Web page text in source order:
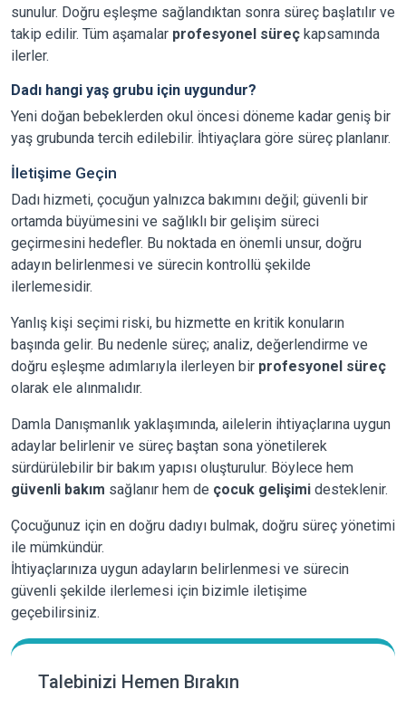
sunulur. Doğru eşleşme sağlandıktan sonra süreç başlatılır ve
takip edilir. Tüm aşamalar profesyonel süreç kapsamında
ilerler.
Dadı hangi yaş grubu için uygundur?
Yeni doğan bebeklerden okul öncesi döneme kadar geniş bir
yaş grubunda tercih edilebilir. İhtiyaçlara göre süreç planlanır.
İletişime Geçin
Dadı hizmeti, çocuğun yalnızca bakımını değil; güvenli bir
ortamda büyümesini ve sağlıklı bir gelişim süreci
geçirmesini hedefler. Bu noktada en önemli unsur, doğru
adayın belirlenmesi ve sürecin kontrollü şekilde
ilerlemesidir.
Yanlış kişi seçimi riski, bu hizmette en kritik konuların
başında gelir. Bu nedenle süreç; analiz, değerlendirme ve
doğru eşleşme adımlarıyla ilerleyen bir profesyonel süreç
olarak ele alınmalıdır.
Damla Danışmanlık yaklaşımında, ailelerin ihtiyaçlarına uygun
adaylar belirlenir ve süreç baştan sona yönetilerek
sürdürülebilir bir bakım yapısı oluşturulur. Böylece hem
güvenli bakım sağlanır hem de çocuk gelişimi desteklenir.
Çocuğunuz için en doğru dadıyı bulmak, doğru süreç yönetimi
ile mümkündür.
İhtiyaçlarınıza uygun adayların belirlenmesi ve sürecin
güvenli şekilde ilerlemesi için bizimle iletişime
geçebilirsiniz.
Talebinizi Hemen Bırakın